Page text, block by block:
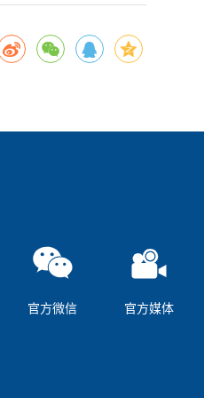
官方微信 官方媒体